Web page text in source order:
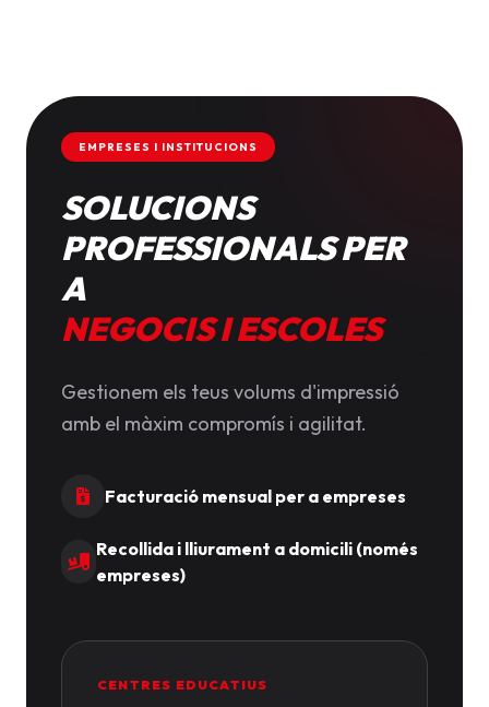
EMPRESES I INSTITUCIONS
SOLUCIONS
PROFESSIONALS PER
A
NEGOCIS I ESCOLES
Gestionem els teus volums d'impressió
amb el màxim compromís i agilitat.
Facturació mensual per a empreses
Recollida i lliurament a domicili (només
empreses)
CENTRES EDUCATIUS